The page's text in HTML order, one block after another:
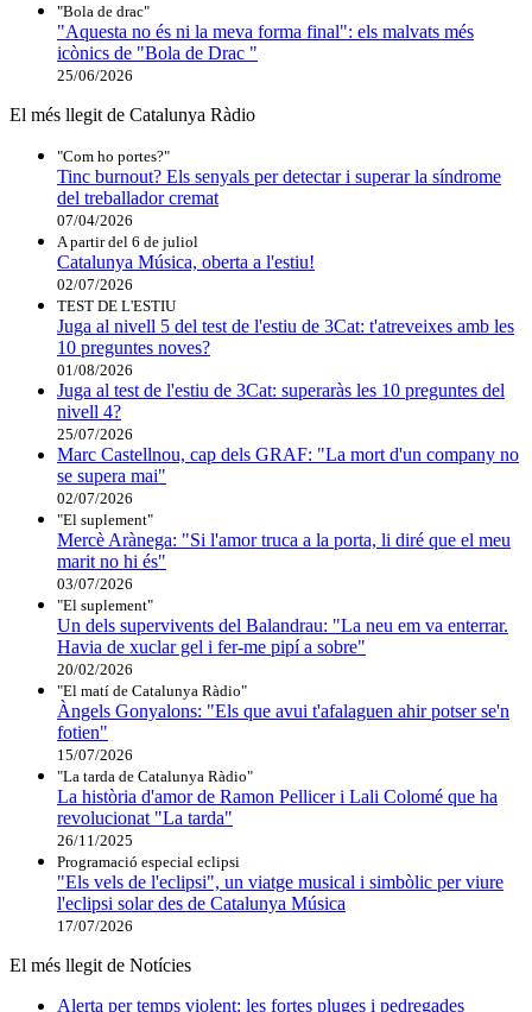
"Bola de drac"
"Aquesta no és ni la meva forma final": els malvats més
icònics de "Bola de Drac "
25/06/2026
El més llegit de Catalunya Ràdio
"Com ho portes?"
Tinc burnout? Els senyals per detectar i superar la síndrome
del treballador cremat
07/04/2026
A partir del 6 de juliol
Catalunya Música, oberta a l'estiu!
02/07/2026
TEST DE L'ESTIU
Juga al nivell 5 del test de l'estiu de 3Cat: t'atreveixes amb les
10 preguntes noves?
01/08/2026
Juga al test de l'estiu de 3Cat: superaràs les 10 preguntes del
nivell 4?
25/07/2026
Marc Castellnou, cap dels GRAF: "La mort d'un company no
se supera mai"
02/07/2026
"El suplement"
Mercè Arànega: "Si l'amor truca a la porta, li diré que el meu
marit no hi és"
03/07/2026
"El suplement"
Un dels supervivents del Balandrau: "La neu em va enterrar.
Havia de xuclar gel i fer-me pipí a sobre"
20/02/2026
"El matí de Catalunya Ràdio"
Àngels Gonyalons: "Els que avui t'afalaguen ahir potser se'n
fotien"
15/07/2026
"La tarda de Catalunya Ràdio"
La història d'amor de Ramon Pellicer i Lali Colomé que ha
revolucionat "La tarda"
26/11/2025
Programació especial eclipsi
"Els vels de l'eclipsi", un viatge musical i simbòlic per viure
l'eclipsi solar des de Catalunya Música
17/07/2026
El més llegit de Notícies
Alerta per temps violent: les fortes pluges i pedregades